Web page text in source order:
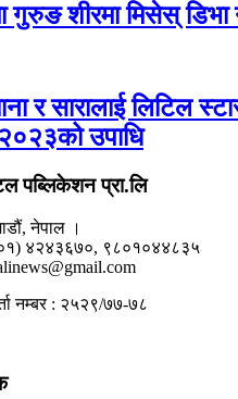
गुरुङ शीरमा मिसेस्
र सारालाई लिटिल
उपाधि
पब्लिकेशन प्रा.लि
नेपाल ।
४२४३६७०, ९८०१०४४८३५
नम्बर : २५२९/७७-७८